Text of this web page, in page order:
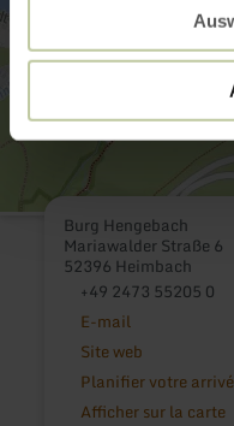
Burg Hengebach
Mariawalder Straße 6
52396 Heimbach
+49 2473 55205 0
E-mail
Site web
Planifier votre
Afficher sur la carte